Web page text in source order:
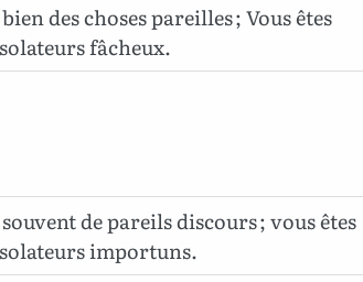
des choses pareilles ; Vous êtes
fâcheux.
de pareils discours ; vous êtes
importuns.